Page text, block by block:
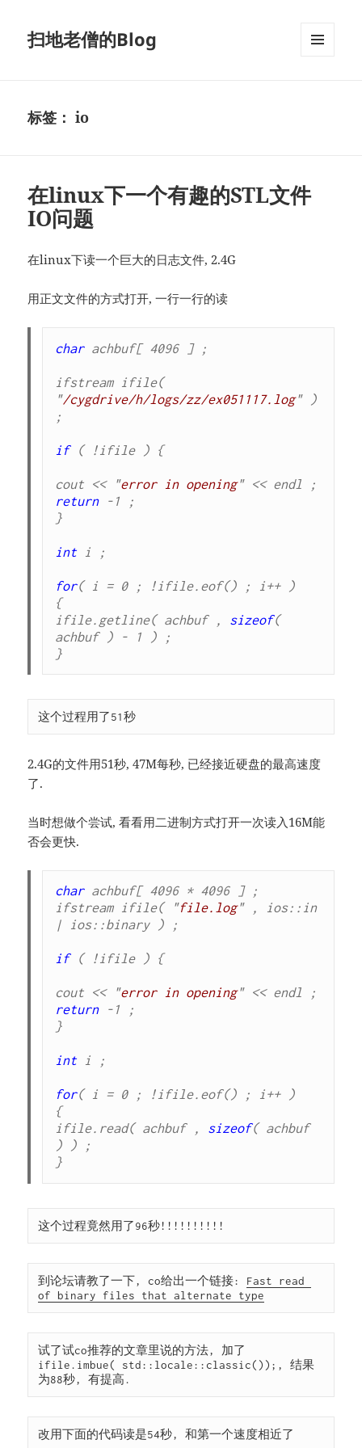
扫地老僧的Blog
标签：io
在linux下一个有趣的STL文件
IO问题
在linux下读一个巨大的日志文件, 2.4G
用正文文件的方式打开, 一行一行的读
char achbuf[ 4096 ] ;
ifstream ifile(
"/cygdrive/h/logs/zz/ex051117.log" )
;
if ( !ifile ) {
cout << "error in opening
return -1 ;
}
int i ;
for( i = 0 ; !ifile.eof() ; i++ )
{
ifile.getline( achbuf , sizeof(
achbuf ) - 1 ) ;
}
这个过程用了51秒
2.4G的文件用51秒, 47M每秒, 已经接近硬盘的最高速度
了.
当时想做个尝试, 看看用二进制方式打开一次读入16M能
否会更快.
char achbuf[ 4096 * 4096 ] ;
ifstream ifile( "file.log" , ios::in
| ios::binary ) ;
if ( !ifile ) {
cout << "error in opening
return -1 ;
}
int i ;
for( i = 0 ; !ifile.eof() ; i++ )
{
ifile.read( achbuf , sizeof( achbuf
) ) ;
}
这个过程竟然用了96秒!!!!!!!!!!
到论坛请教了一下, co给出一个链接: Fast read
of binary files that alternate type
试了试co推荐的文章里说的方法, 加了
ifile.imbue( std::locale::classic());, 结果
为88秒, 有提高.
改用下面的代码读是54秒, 和第一个速度相近了